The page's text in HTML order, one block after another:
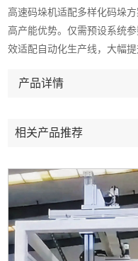
高速码垛机适配多样化码垛
高产能优势。仅需预设系统
效适配自动化生产线，大幅提
产品详情
相关产品推荐